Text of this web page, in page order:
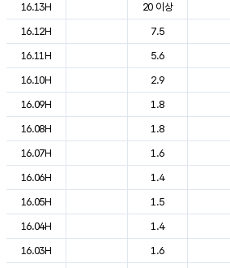
16.13H
20 이상
16.12H
7.5
16.11H
5.6
16.10H
2.9
16.09H
1.8
16.08H
1.8
16.07H
1.6
16.06H
1.4
16.05H
1.5
16.04H
1.4
16.03H
1.6